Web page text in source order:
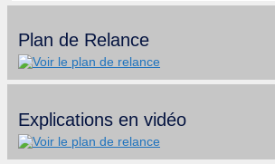
Plan de Relance
Explications en vidéo